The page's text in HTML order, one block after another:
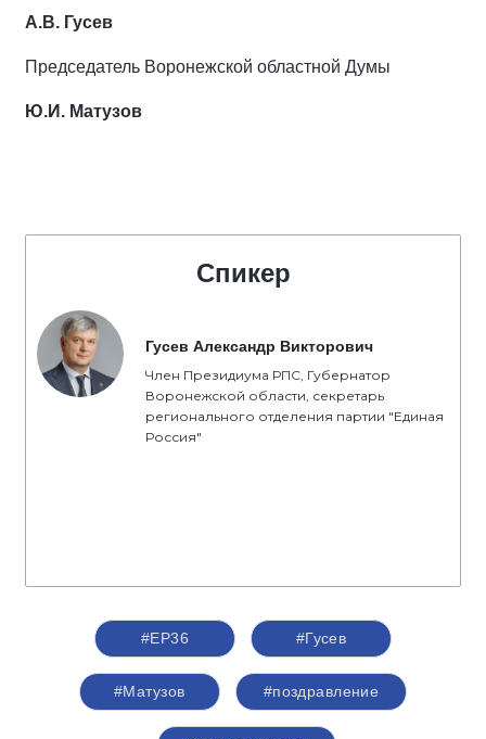
А.В. Гусев
Председатель Воронежской областной Думы
Ю.И. Матузов
Спикер
Гусев Александр Викторович
Член Президиума РПС, Губернатор
Воронежской области, секретарь
регионального отделения партии "Единая
Россия"
#ЕР36 #Гусев
#Матузов #поздравление